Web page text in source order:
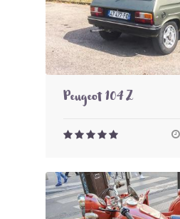
Peugeot 104 Z